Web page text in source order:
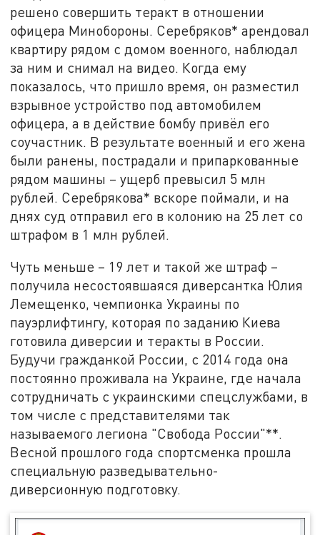
решено совершить теракт в отношении
офицера Минобороны. Серебряков* арендовал
квартиру рядом с домом военного, наблюдал
за ним и снимал на видео. Когда ему
показалось, что пришло время, он разместил
взрывное устройство под автомобилем
офицера, а в действие бомбу привёл его
соучастник. В результате военный и его жена
были ранены, пострадали и припаркованные
рядом машины – ущерб превысил 5 млн
рублей. Серебрякова* вскоре поймали, и на
днях суд отправил его в колонию на 25 лет со
штрафом в 1 млн рублей.
Чуть меньше – 19 лет и такой же штраф –
получила несостоявшаяся диверсантка Юлия
Лемещенко, чемпионка Украины по
пауэрлифтингу, которая по заданию Киева
готовила диверсии и теракты в России.
Будучи гражданкой России, с 2014 года она
постоянно проживала на Украине, где начала
сотрудничать с украинскими спецслужбами, в
том числе с представителями так
называемого легиона "Свобода России"**.
Весной прошлого года спортсменка прошла
специальную разведывательно-
диверсионную подготовку.